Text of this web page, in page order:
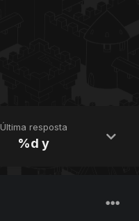
Última resposta
%d y